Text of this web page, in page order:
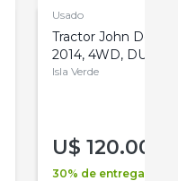
Usado
Tractor John Deere
2014, 4WD, DUAL
Isla Verde
U$ 120.000
30% de entrega +